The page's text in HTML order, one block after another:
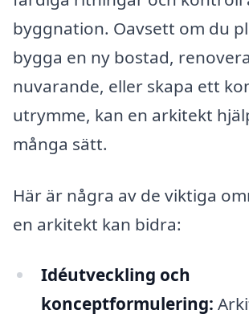
byggnation. Oavsett om du
bygga en ny bostad,
nuvarande, eller skapa ett
utrymme, kan en arkitekt
många sätt.
Här är några av de viktiga
en arkitekt kan bidra:
Idéutveckling och
konceptformulering: